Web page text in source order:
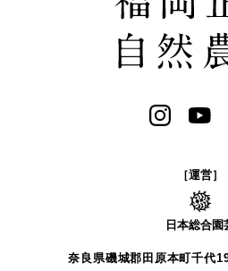
［運営］
日本総合園
奈良県磯城郡田原本町千代